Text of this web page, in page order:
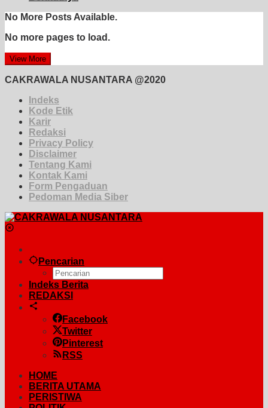
No More Posts Available.
No more pages to load.
View More
CAKRAWALA NUSANTARA @2020
Indeks
Kode Etik
Karir
Redaksi
Privacy Policy
Disclaimer
Tentang Kami
Kontak Kami
Form Pengaduan
Pedoman Media Siber
Pencarian
Indeks Berita
REDAKSI
Facebook
Twitter
Pinterest
RSS
HOME
BERITA UTAMA
PERISTIWA